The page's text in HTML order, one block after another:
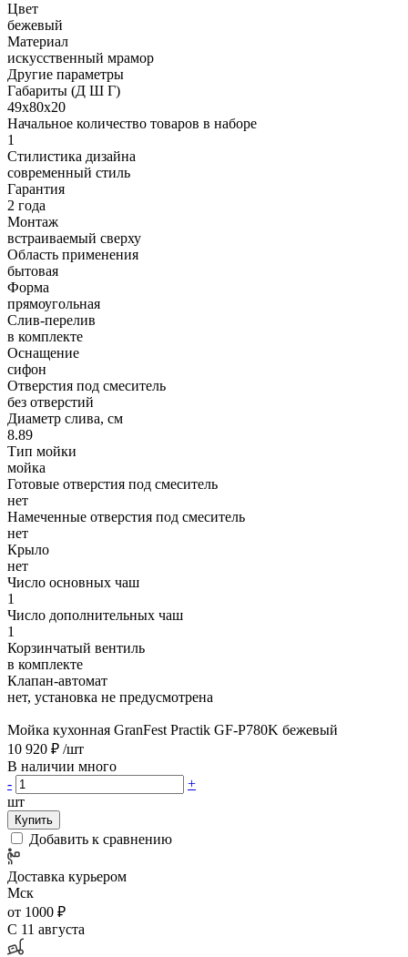
Цвет
бежевый
Материал
искусственный мрамор
Другие параметры
Габариты (Д Ш Г)
49х80х20
Начальное количество товаров в наборе
1
Стилистика дизайна
современный стиль
Гарантия
2 года
Монтаж
встраиваемый сверху
Область применения
бытовая
Форма
прямоугольная
Слив-перелив
в комплекте
Оснащение
сифон
Отверстия под смеситель
без отверстий
Диаметр слива, см
8.89
Тип мойки
мойка
Готовые отверстия под смеситель
нет
Намеченные отверстия под смеситель
нет
Крыло
нет
Число основных чаш
1
Число дополнительных чаш
1
Корзинчатый вентиль
в комплекте
Клапан-автомат
нет, установка не предусмотрена
Мойка кухонная GranFest Practik GF-P780K бежевый
10 920 ₽ /шт
В наличии много
-
+
шт
Купить
Добавить к сравнению
Доставка курьером
Мск
от 1000 ₽
С 11 августа